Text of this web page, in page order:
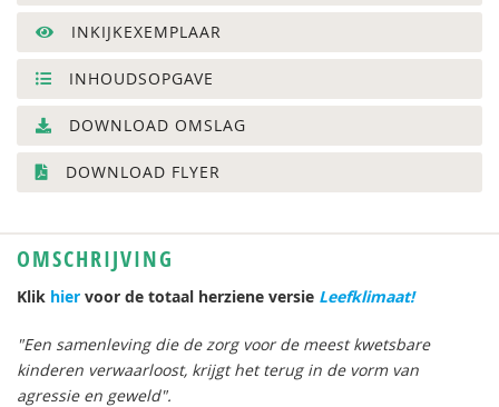
INKIJKEXEMPLAAR
INHOUDSOPGAVE
DOWNLOAD OMSLAG
DOWNLOAD FLYER
OMSCHRIJVING
Klik hier voor de totaal herziene versie Leefklimaat!
"Een samenleving die de zorg voor de meest kwetsbare
kinderen verwaarloost, krijgt het terug in de vorm van
agressie en geweld".